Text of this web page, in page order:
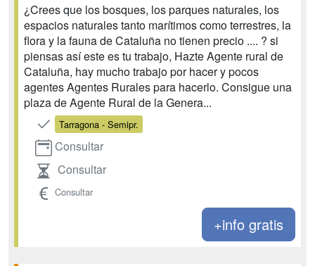
¿Crees que los bosques, los parques naturales, los
espacios naturales tanto marítimos como terrestres, la
flora y la fauna de Cataluña no tienen precio .... ? si
piensas así este es tu trabajo, Hazte Agente rural de
Cataluña, hay mucho trabajo por hacer y pocos
agentes Agentes Rurales para hacerlo. Consigue una
plaza de Agente Rural de la Genera...
Tarragona - Semipr.
Consultar
Consultar
Consultar
+info gratis